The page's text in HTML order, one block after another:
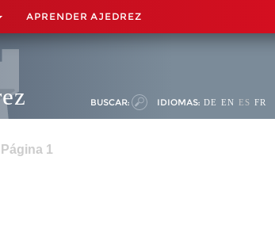
APRENDER AJEDREZ
BUSCAR: IDIOMAS: DE EN ES FR
1